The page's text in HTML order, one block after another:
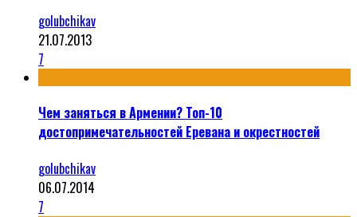
golubchikav
21.07.2013
7
Чем заняться в Армении? Топ-10
достопримечательностей Еревана и окрестностей
golubchikav
06.07.2014
7